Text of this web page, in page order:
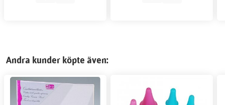
Andra kunder köpte även: